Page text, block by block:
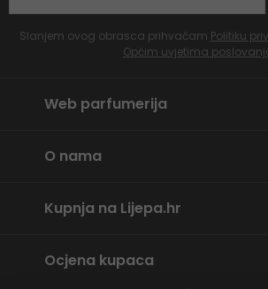
Slanjem ovog obrasca prihvaćam Politiku
Općim uvjetima
Web parfumerija
O nama
Kupnja na Lijepa.hr
Ocjena kupaca